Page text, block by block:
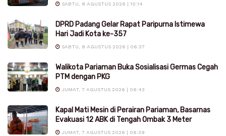
SABTU, 8 AGUSTUS 2026 | 10:14
DPRD Padang Gelar Rapat Paripurna Istimewa
Hari Jadi Kota ke-357
SABTU, 8 AGUSTUS 2026 | 06:37
Walikota Pariaman Buka Sosialisasi Germas Cegah
PTM dengan PKG
JUMAT, 7 AGUSTUS 2026 | 06:43
Kapal Mati Mesin di Perairan Pariaman, Basarnas
Evakuasi 12 ABK di Tengah Ombak 3 Meter
JUMAT, 7 AGUSTUS 2026 | 06:39